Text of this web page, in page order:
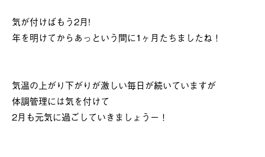
気が付けばもう2月!
年を明けてからあっという間に1ヶ月たちましたね！
気温の上がり下がりが激しい毎日が続いていますが
体調管理には気を付けて
2月も元気に過ごしていきましょうー！